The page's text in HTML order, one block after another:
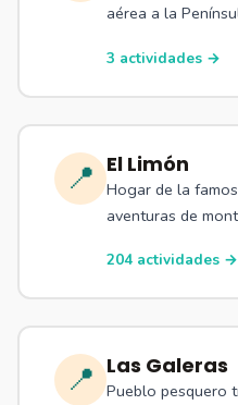
aérea a la
3 actividades →
📍 El Limón
Hogar de la
aventuras de
204 actividades →
📍 Las Galeras
Pueblo pesquero